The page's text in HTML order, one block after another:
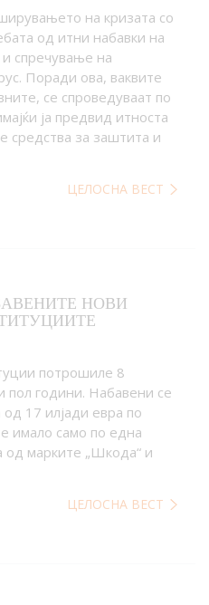
на кризата со
од итни набавки на
и спречување на
Поради ова, ваквите
се спроведуваат по
ја предвид итноста
средства за заштита и
ЦЕЛОСНА ВЕСТ
НОВИ
потрошиле 8
пол години. Набавени се
17 илјади евра по
имало само по една
од марките „Шкода“ и
ЦЕЛОСНА ВЕСТ